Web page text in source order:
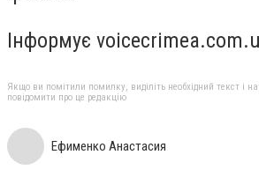
Інформує
Якщо ви помітили помилку, виділіть необхідний текст і
повідомити про це редакцію
Ефименко Анастасия